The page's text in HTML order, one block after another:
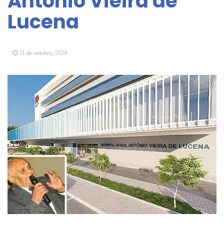
Arujá promove 2º encontro da Jornada de
Conhecimento em Bem-Estar Animal no Parque
dos Ipês
TOP
Lucena
31 de outubro, 2024